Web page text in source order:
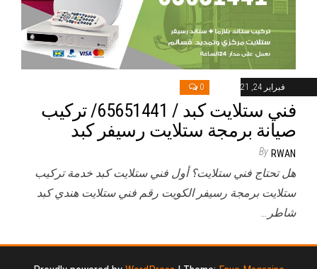
فبراير 24, 2021 0
فني ستلايت كبد / 65651441/ تركيب
صيانة برمجة ستلايت رسيفر كبد
By RWAN
هل تحتاج فني ستلايت؟ أول فني ستلايت كبد خدمة تركيب
ستلايت برمجة رسيفر الكويت رقم فني ستلايت هندي كبد
شاطر…